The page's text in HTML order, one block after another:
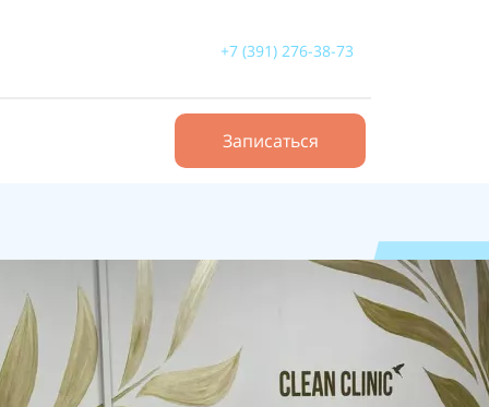
+7 (391) 276-38-73
Записаться